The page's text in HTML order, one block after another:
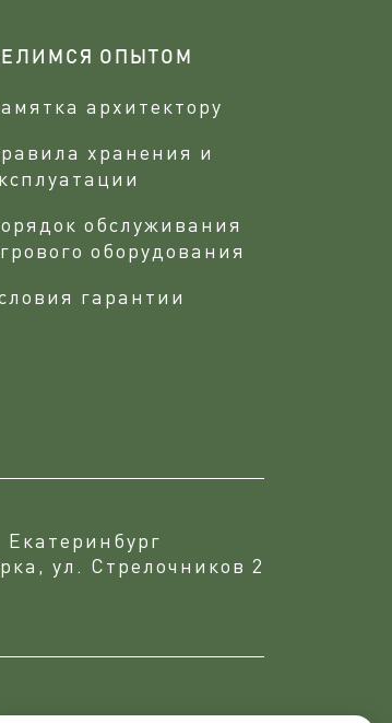
ОПЫТОМ
архитектору
хранения и
обслуживания
оборудования
гарантии
Екатеринбург
ул. Стрелочников 2
что подтверждается